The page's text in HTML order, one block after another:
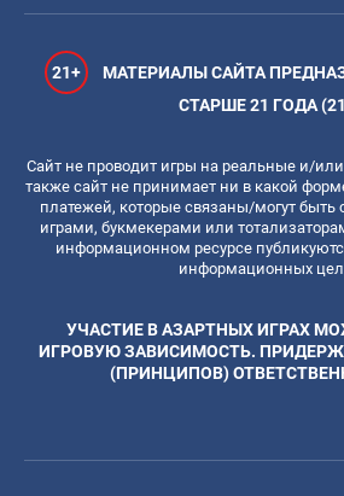
21+
МАТЕРИАЛЫ САЙТА
СТАРШЕ 21 ГОДА
Сайт не проводит игры на реальные и/
также сайт не принимает ни в какой
платежей, которые связаны/могут быть
играми, букмекерами или
информационном ресурсе
информационных
УЧАСТИЕ В АЗАРТНЫХ ИГРАХ
ИГРОВУЮ ЗАВИСИМОСТЬ.
(ПРИНЦИПОВ)